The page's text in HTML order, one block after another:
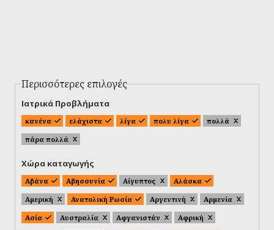
Περισσότερες επιλογές
Ιατρικά Προβλήματα
κανένα ελάχιστα λίγα πολυ λίγα
πολλά
πάρα πολλά
Χώρα καταγωγής
Αβάνα Αβησσυνία Αίγυπτος
Αλάσκα
Αμερική
Ανατολική Ρωσία Αργεντινή
Αρμενία
Ασία
Αυστραλία Αφγανιστάν
Αφρική